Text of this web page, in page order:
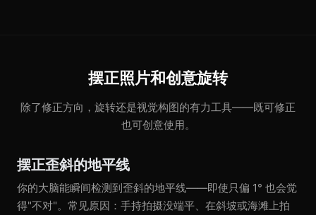
摆正照片和创意旋转
除了修正方向，旋转还是视觉构图的有力工具——既可修正
也可创意使用。
摆正歪斜的地平线
你的大脑能瞬间检测到歪斜的地平线——即使只偏 1° 也会觉
得"不对"。常见原因：手持拍摄没端平、在斜坡或海滩上拍